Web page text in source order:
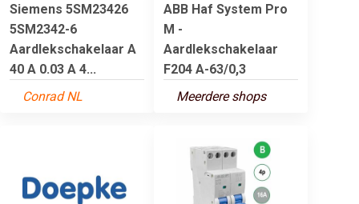
Siemens 5SM23426
5SM2342-6
Aardlekschakelaar A
40 A 0.03 A 4...
Conrad NL
ABB Haf System Pro
M -
Aardlekschakelaar
F204 A-63/0,3
Meerdere shops